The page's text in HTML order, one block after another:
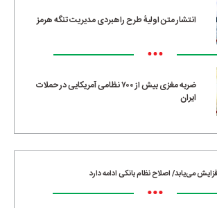
انتشار متن اولیۀ طرح راهبردی مدیریت تنگه هرمز
•••
ضربه مغزی بیش از ۷۰۰ نظامی آمریکایی در حملات
ایران
می‌یابد/ اصلاح نظام بانکی ادامه دارد
•••